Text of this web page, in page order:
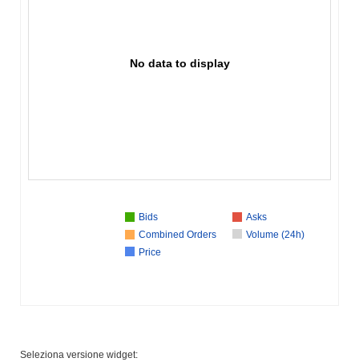
No data to display
Bids
Asks
Combined Orders
Volume (24h)
Price
Seleziona versione widget: